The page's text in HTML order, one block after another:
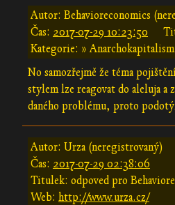
Autor: Behavioreconomics
Čas: 2017-07-29 10:23:50
Kategorie: »
No samozřejmě že téma
stylem lze reagovat do aleluja a
daného problému, proto
Autor: Urza (neregistrovaný)
Čas: 2017-07-29 02:38:06
Titulek: odpoved pro
Web: http://www.urza.cz/